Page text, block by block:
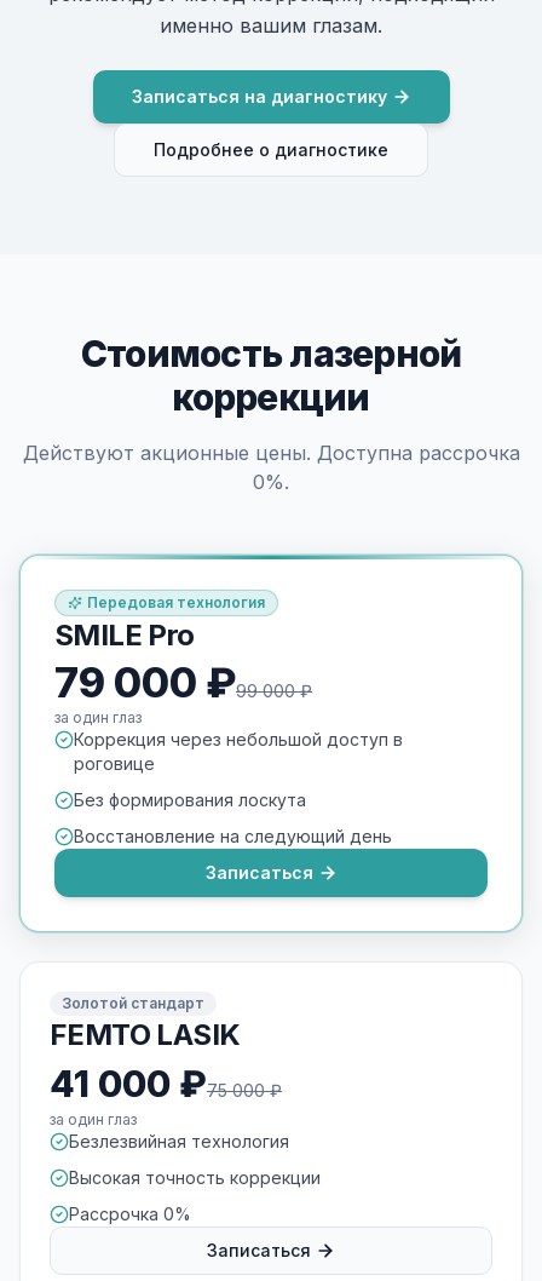
именно вашим глазам.
Записаться на диагностику
Подробнее о диагностике
Стоимость лазерной
коррекции
Действуют акционные цены. Доступна рассрочка
0%.
Передовая технология
SMILE Pro
79 000 ₽99 000 ₽
за один глаз
Коррекция через небольшой доступ в
роговице
Без формирования лоскута
Восстановление на следующий день
Записаться
Золотой стандарт
FEMTO LASIK
41 000 ₽75 000 ₽
за один глаз
Безлезвийная технология
Высокая точность коррекции
Рассрочка 0%
Записаться